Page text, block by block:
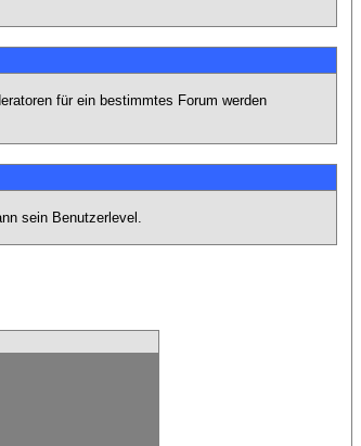
für ein bestimmtes Forum werden
sein Benutzerlevel.